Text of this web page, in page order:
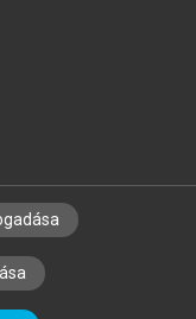
ALAPELVEK